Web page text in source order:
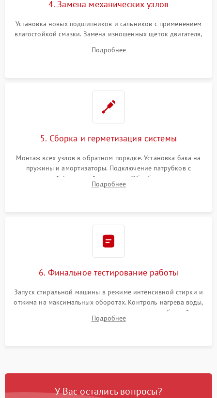
4. Замена механических узлов
Установка новых подшипников и сальников с применением
влагостойкой смазки. Замена изношенных щеток двигателя,
или поврежденной резиновой манжеты.
Подробнее
5. Сборка и герметизация системы
Монтаж всех узлов в обратном порядке. Установка бака на
пружины и амортизаторы. Подключение патрубков с
надежной фиксацией хомутами. Обработка стыков
герметиком для предотвращения возможных протечек воды.
Подробнее
6. Финальное тестирование работы
Запуск стиральной машины в режиме интенсивной стирки и
отжима на максимальных оборотах. Контроль нагрева воды,
корректности слива, отсутствия излишних вибраций,
посторонних стуков и протечек под корпусом.
Подробнее
У Вас остались вопросы?